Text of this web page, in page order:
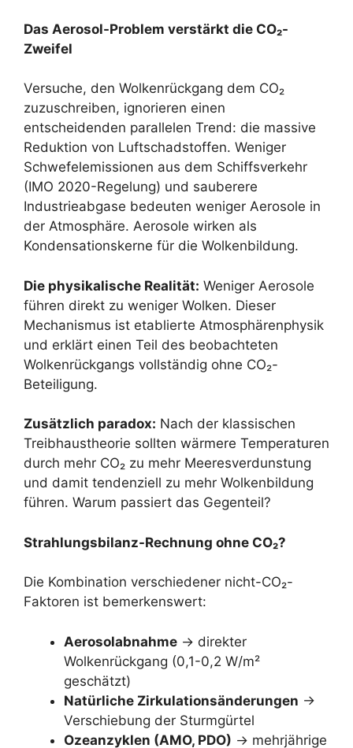
Das Aerosol-Problem verstärkt die CO₂-
Zweifel
Versuche, den Wolkenrückgang dem CO₂
zuzuschreiben, ignorieren einen
entscheidenden parallelen Trend: die massive
Reduktion von Luftschadstoffen. Weniger
Schwefelemissionen aus dem Schiffsverkehr
(IMO 2020-Regelung) und sauberere
Industrieabgase bedeuten weniger Aerosole in
der Atmosphäre. Aerosole wirken als
Kondensationskerne für die Wolkenbildung.
Die physikalische Realität: Weniger Aerosole
führen direkt zu weniger Wolken. Dieser
Mechanismus ist etablierte Atmosphärenphysik
und erklärt einen Teil des beobachteten
Wolkenrückgangs vollständig ohne CO₂-
Beteiligung.
Zusätzlich paradox: Nach der klassischen
Treibhaustheorie sollten wärmere Temperaturen
durch mehr CO₂ zu mehr Meeresverdunstung
und damit tendenziell zu mehr Wolkenbildung
führen. Warum passiert das Gegenteil?
Strahlungsbilanz-Rechnung ohne CO₂?
Die Kombination verschiedener nicht-CO₂-
Faktoren ist bemerkenswert:
Aerosolabnahme → direkter
Wolkenrückgang (0,1-0,2 W/m²
geschätzt)
Natürliche Zirkulationsänderungen →
Verschiebung der Sturmgürtel
Ozeanzyklen (AMO, PDO) → mehrjährige